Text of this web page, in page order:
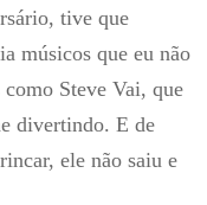
tive que
músicos que eu não
como Steve Vai, que
divertindo. E de
ele não saiu e